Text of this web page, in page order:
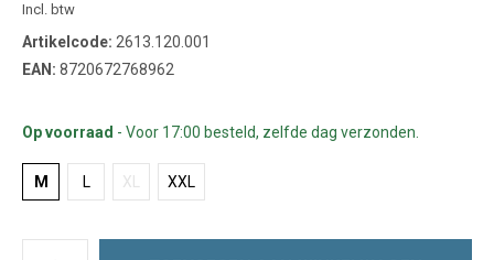
Incl. btw
Artikelcode: 2613.120.001
EAN: 8720672768962
Op voorraad - Voor 17:00 besteld, zelfde dag verzonden.
M L XL XXL